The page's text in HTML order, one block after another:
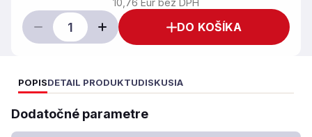
10,76 Eur bez DPH
DO KOŠÍKA
POPISDETAIL PRODUKTUDISKUSIA
Dodatočné parametre